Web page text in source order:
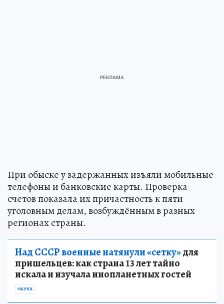
При обыске у задержанных изъяли мобильные
телефоны и банковские карты. Проверка
счетов показала их причастность к пяти
уголовным делам, возбуждённым в разных
регионах страны.
Над СССР военные натянули «сетку»для
пришельцев: как страна 13 лет тайно
искала и изучала инопланетных гостей
НАУКА